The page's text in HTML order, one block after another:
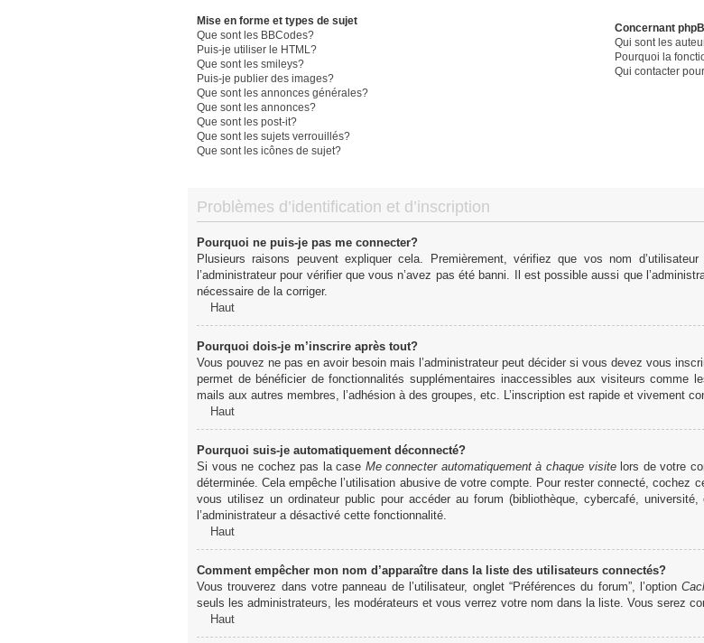
Mise en forme et types de sujet
Que sont les BBCodes?
Puis-je utiliser le HTML?
Que sont les smileys?
Puis-je publier des images?
Que sont les annonces générales?
Que sont les annonces?
Que sont les post-it?
Que sont les sujets verrouillés?
Que sont les icônes de sujet?
Concernant
Qui sont les
Pourquoi la
Qui contacter
Problèmes d’identification et d’inscription
Pourquoi ne puis-je pas me connecter?
Plusieurs raisons peuvent expliquer cela. Premièrement, vérifiez que vos nom
l’administrateur pour vérifier que vous n’avez pas été banni. Il est possible aussi que
nécessaire de la corriger.
Haut
Pourquoi dois-je m’inscrire après tout?
Vous pouvez ne pas en avoir besoin mais l’administrateur peut décider si vous devez vous
permet de bénéficier de fonctionnalités supplémentaires inaccessibles aux visiteurs comme
mails aux autres membres, l’adhésion à des groupes, etc. L’inscription est rapide et vivement
Haut
Pourquoi suis-je automatiquement déconnecté?
Si vous ne cochez pas la case Me connecter automatiquement à chaque visitelors de votre
déterminée. Cela empêche l’utilisation abusive de votre compte. Pour rester connecté, cochez
vous utilisez un ordinateur public pour accéder au forum (bibliothèque, cybercafé,
l’administrateur a désactivé cette fonctionnalité.
Haut
Comment empêcher mon nom d’apparaître dans la liste des utilisateurs connectés?
Vous trouverez dans votre panneau de l’utilisateur, onglet “Préférences du forum”, l’option
seuls les administrateurs, les modérateurs et vous verrez votre nom dans la liste. Vous serez
Haut